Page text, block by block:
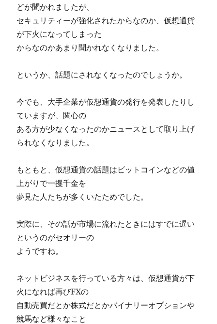
どが聞かれましたが、
セキュリティーが強化されたからなのか、仮想通貨
が下火になってしまった
からなのかあまり聞かれなくなりました。
というか、話題にされなくなったのでしょうか。
今でも、大手企業が仮想通貨の発行を発表したりし
ていますが、関心の
ある方が少なくなったのかニュースとして取り上げ
られなくなりました。
もともと、仮想通貨の話題はビットコインなどの値
上がりで一攫千金を
夢見た人たちが多くいたためでした。
実際に、その話が市場に流れたときにはすでに遅い
というのがセオリーの
ようですね。
ネットビジネスを行っている方々は、仮想通貨が下
火になれば再びFXの
自動売買だとか株式だとかバイナリーオプションや
競馬など様々なこと